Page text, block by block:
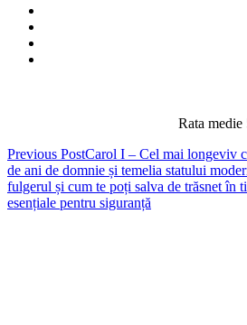
Rata medie
Post
navigation
Previous PostCarol I – Cel mai longeviv
de ani de domnie și temelia statului
fulgerul și cum te poți salva de trăsnet în
esențiale pentru siguranță